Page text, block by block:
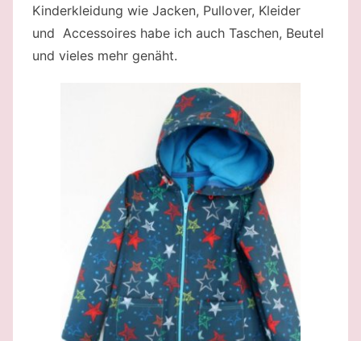
Kinderkleidung wie Jacken, Pullover, Kleider
und Accessoires habe ich auch Taschen, Beutel
und vieles mehr genäht.